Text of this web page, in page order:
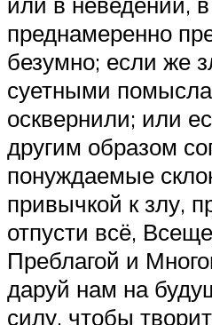
преднамеренно
безумно; если же
суетными
осквернили; или
другим образом
понуждаемые
привычкой к злу,
отпусти всё,
Преблагой и
даруй нам на
силу, чтобы